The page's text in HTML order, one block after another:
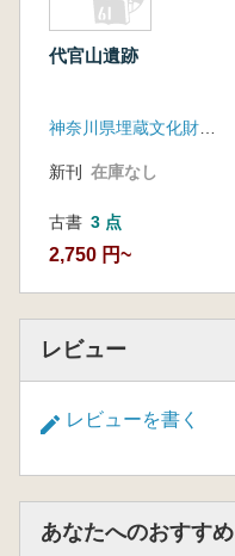
代官山遺跡
新刊 在庫なし
古書 3 点
2,750 円~
レビュー
レビューを書く
あなたへのおすすめ